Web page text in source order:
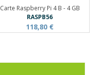
Carte Raspberry Pi 4 B - 4 GB
RASPB56
118,80 €